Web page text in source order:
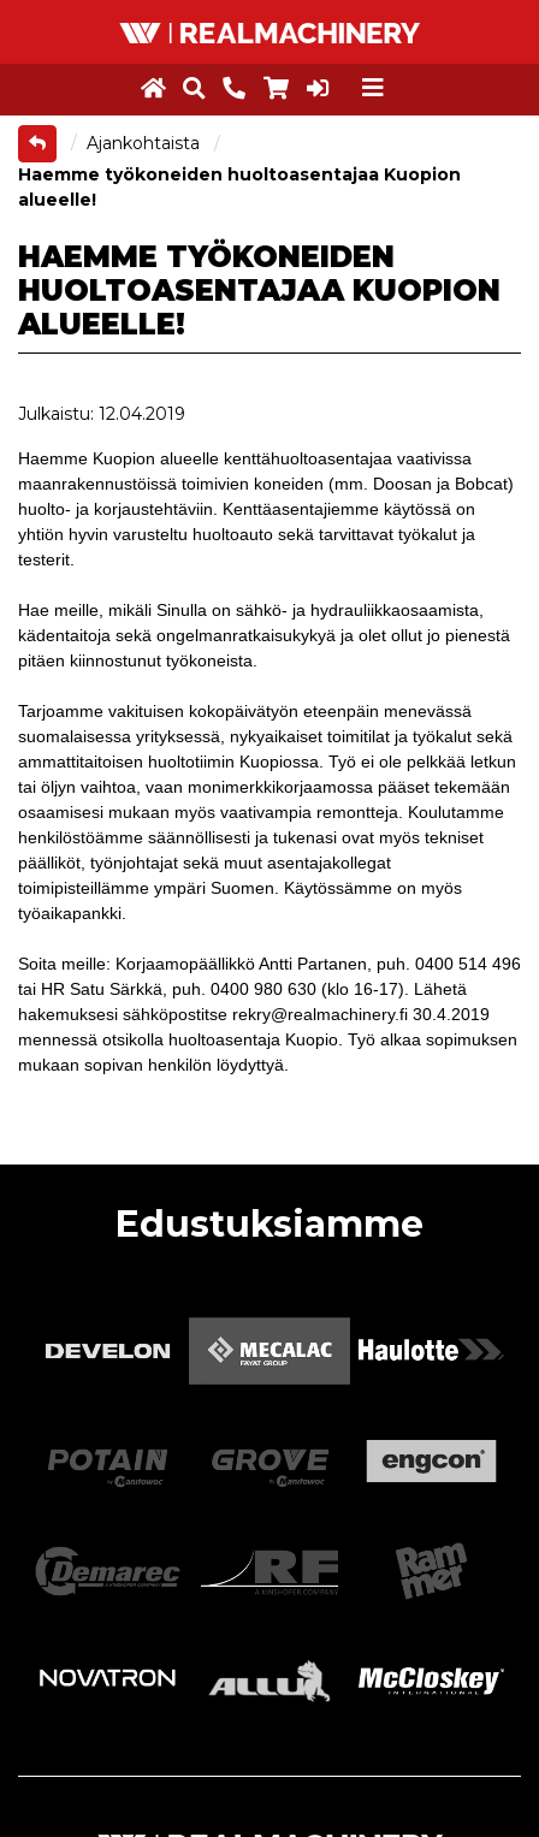
Ajankohtaista
Haemme työkoneiden huoltoasentajaa Kuopion
alueelle!
HAEMME TYÖKONEIDEN
HUOLTOASENTAJAA KUOPION
ALUEELLE!
Julkaistu: 12.04.2019
Haemme Kuopion alueelle kenttähuoltoasentajaa vaativissa
maanrakennustöissä toimivien koneiden (mm. Doosan ja Bobcat)
huolto- ja korjaustehtäviin. Kenttäasentajiemme käytössä on
yhtiön hyvin varusteltu huoltoauto sekä tarvittavat työkalut ja
testerit.
Hae meille, mikäli Sinulla on sähkö- ja hydrauliikkaosaamista,
kädentaitoja sekä ongelmanratkaisukykyä ja olet ollut jo pienestä
pitäen kiinnostunut työkoneista.
Tarjoamme vakituisen kokopäivätyön eteenpäin menevässä
suomalaisessa yrityksessä, nykyaikaiset toimitilat ja työkalut sekä
ammattitaitoisen huoltotiimin Kuopiossa. Työ ei ole pelkkää letkun
tai öljyn vaihtoa, vaan monimerkkikorjaamossa pääset tekemään
osaamisesi mukaan myös vaativampia remontteja. Koulutamme
henkilöstöämme säännöllisesti ja tukenasi ovat myös tekniset
päälliköt, työnjohtajat sekä muut asentajakollegat
toimipisteillämme ympäri Suomen. Käytössämme on myös
työaikapankki.
Soita meille: Korjaamopäällikkö Antti Partanen, puh. 0400 514 496
tai HR Satu Särkkä, puh. 0400 980 630 (klo 16-17). Lähetä
hakemuksesi sähköpostitse rekry@realmachinery.fi 30.4.2019
mennessä otsikolla huoltoasentaja Kuopio. Työ alkaa sopimuksen
mukaan sopivan henkilön löydyttyä.
Edustuksiamme